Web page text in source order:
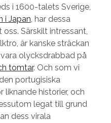
i 1600-talets Sverige,
i Japan, har dessa
Särskilt intressant,
är kanske sträckan
olycksdrabbad på
tomtar. Och som vi
portugisiska
liknande historier, och
legat till grund
dess virala